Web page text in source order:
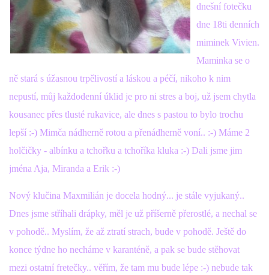
dnešní fotečku
dne 18ti denních
miminek Vivien.
Maminka se o
ně stará s úžasnou trpělivostí a láskou a péčí, nikoho k nim
nepustí, můj každodenní úklid je pro ni stres a boj, už jsem chytla
kousanec přes tlusté rukavice, ale dnes s pastou to bylo trochu
lepší :-) Mimča nádherně rotou a přenádherně voní.. :-) Máme 2
holčičky - albínku a tchořku a tchoříka kluka :-) Dali jsme jim
jména Aja, Miranda a Erik :-)
Nový klučina Maxmilián je docela hodný... je stále vyjukaný..
Dnes jsme stříhali drápky, měl je už příšerně přerostlé, a nechal se
v pohodě.. Myslím, že až ztratí strach, bude v pohodě. Ještě do
konce týdne ho necháme v karanténě, a pak se bude stěhovat
mezi ostatní fretečky.. věřím, že tam mu bude lépe :-) nebude tak